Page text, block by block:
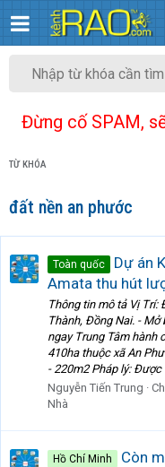
Đừng cố SPAM,
TỪ KHÓA
đất nền an phước
Toàn quốc
Dự án
Amata thu hút
Thông tin mô tả Vị Trí:
Thành, Đồng Nai. - Mở
ngay Trung Tâm hành
410ha thuộc xã An
- 220m2 Pháp lý:
Nguyễn Tiến Trung
Nhà
Hồ Chí Minh
Còn